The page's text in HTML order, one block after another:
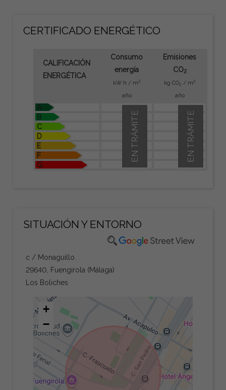
CERTIFICADO ENERGÉTICO
CALIFICACIÓN
ENERGÉTICA
Consumo
energía
kW h / m2
año
Emisiones
CO2
kg CO2 / m2
año
A
B
C
D
E
F
G
EN TRÁMITE
EN TRÁMITE
SITUACIÓN Y ENTORNO
c / Monaguillo.
29640, Fuengirola (Málaga)
Los Boliches
+
−